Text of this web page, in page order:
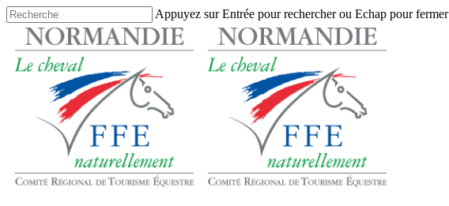
Skip
to
main
content
Appuyez sur Entrée pour rechercher ou Echap pour fermer
Close
Search